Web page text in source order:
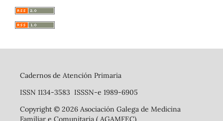
Cadernos de Atención Primaria
ISSN 1134-3583 ISSSN-e 1989-6905
Copyright © 2026 Asociación Galega de Medicina